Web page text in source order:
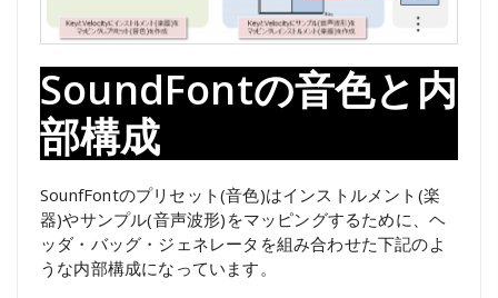
SoundFontの音色と内
部構成
SounfFontのプリセット(音色)はインストルメント(楽
器)やサンプル(音声波形)をマッピングするために、ヘ
ッダ・バッグ・ジェネレータを組み合わせた下記のよ
うな内部構成になっています。